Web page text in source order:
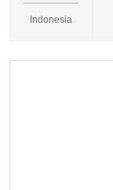
Indonesia